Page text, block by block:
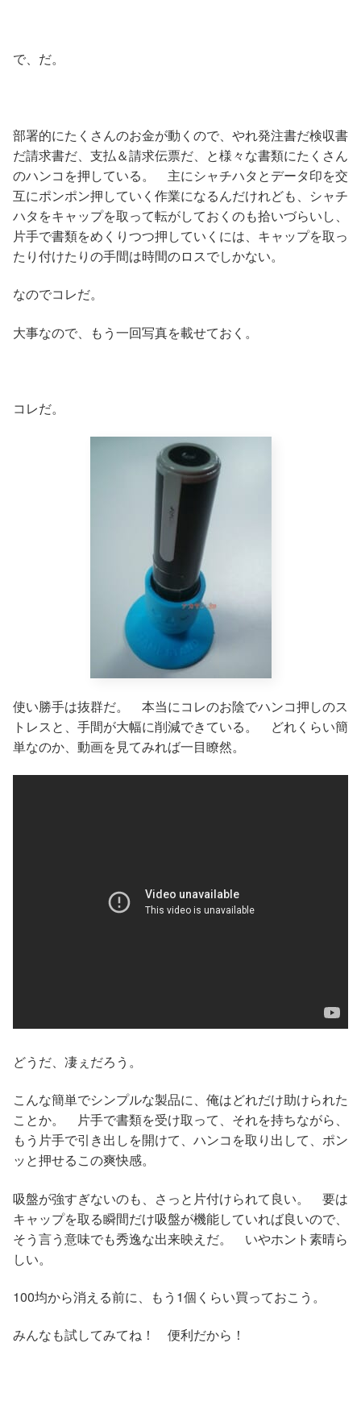
で、だ。
部署的にたくさんのお金が動くので、やれ発注書だ検収書
だ請求書だ、支払＆請求伝票だ、と様々な書類にたくさん
のハンコを押している。 主にシャチハタとデータ印を交
互にポンポン押していく作業になるんだけれども、シャチ
ハタをキャップを取って転がしておくのも拾いづらいし、
片手で書類をめくりつつ押していくには、キャップを取っ
たり付けたりの手間は時間のロスでしかない。
なのでコレだ。
大事なので、もう一回写真を載せておく。
コレだ。
使い勝手は抜群だ。 本当にコレのお陰でハンコ押しのス
トレスと、手間が大幅に削減できている。 どれくらい簡
単なのか、動画を見てみれば一目瞭然。
どうだ、凄ぇだろう。
こんな簡単でシンプルな製品に、俺はどれだけ助けられた
ことか。 片手で書類を受け取って、それを持ちながら、
もう片手で引き出しを開けて、ハンコを取り出して、ポン
ッと押せるこの爽快感。
吸盤が強すぎないのも、さっと片付けられて良い。 要は
キャップを取る瞬間だけ吸盤が機能していれば良いので、
そう言う意味でも秀逸な出来映えだ。 いやホント素晴ら
しい。
100均から消える前に、もう1個くらい買っておこう。
みんなも試してみてね！ 便利だから！